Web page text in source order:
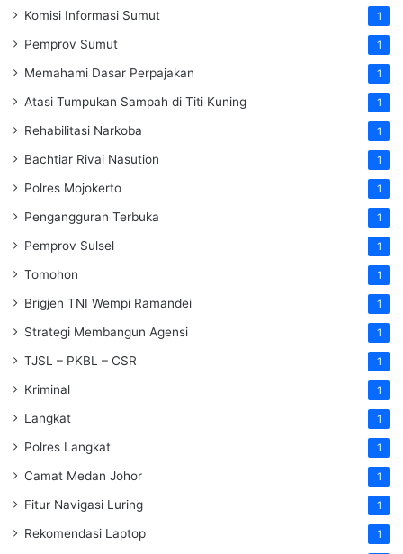
Komisi Informasi Sumut 1
Pemprov Sumut 1
Memahami Dasar Perpajakan 1
Atasi Tumpukan Sampah di Titi Kuning 1
Rehabilitasi Narkoba 1
Bachtiar Rivai Nasution 1
Polres Mojokerto 1
Pengangguran Terbuka 1
Pemprov Sulsel 1
Tomohon 1
Brigjen TNI Wempi Ramandei 1
Strategi Membangun Agensi 1
TJSL – PKBL – CSR 1
Kriminal 1
Langkat 1
Polres Langkat 1
Camat Medan Johor 1
Fitur Navigasi Luring 1
Rekomendasi Laptop 1